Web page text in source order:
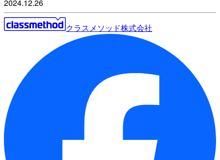
2024.12.26
クラスメソッド株式会社